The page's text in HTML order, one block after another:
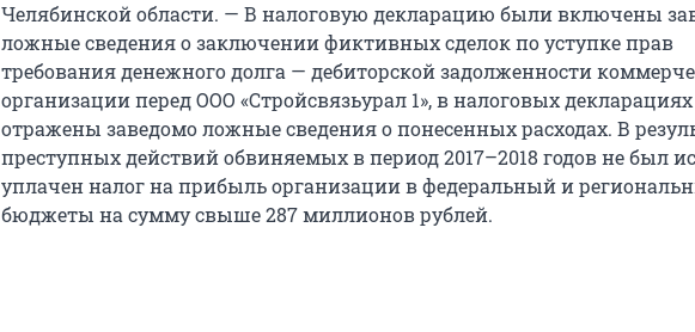
Челябинской области. — В налоговую декларацию были включены
ложные сведения о заключении фиктивных сделок по уступке прав
требования денежного долга — дебиторской задолженности
организации перед ООО «Стройсвязьурал 1», в налоговых декларациях
отражены заведомо ложные сведения о понесенных расходах. В
преступных действий обвиняемых в период 2017–2018 годов не был
уплачен налог на прибыль организации в федеральный и
бюджеты на сумму свыше 287 миллионов рублей.